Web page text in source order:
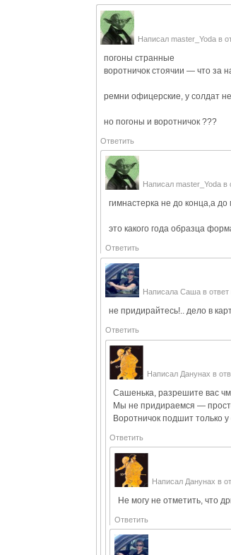
Написалmaster_Yoda в
погоны странные
воротничок стоячии — что за
ремни офицерские, у солдат
но погоны и воротничок ???
Ответить
Написал master_Yodaв
гимнастерка не до конца,а до
это какого года образца
Ответить
Написала Сашав ответ
не придирайтесь!.. дело в
Ответить
Написал Данунах в
Сашенька, разрешите вас
Мы не придираемся —
Воротничок подшит только у
Ответить
Написал Данунах в
Не могу не отметить, что
Ответить